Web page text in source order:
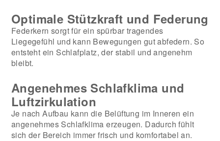
Optimale Stützkraft und Federung
Federkern sorgt für ein spürbar tragendes
Liegegefühl und kann Bewegungen gut abfedern. So
entsteht ein Schlafplatz, der stabil und angenehm
bleibt.
Angenehmes Schlafklima und
Luftzirkulation
Je nach Aufbau kann die Belüftung im Inneren ein
angenehmes Schlafklima erzeugen. Dadurch fühlt
sich der Bereich immer frisch und komfortabel an.